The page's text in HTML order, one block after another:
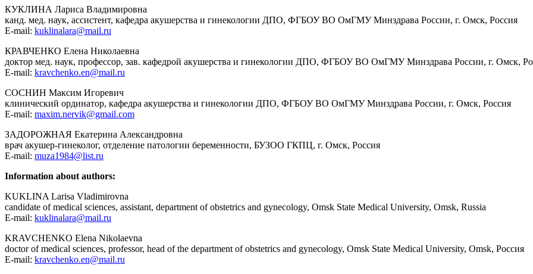
КУКЛИНА Лариса Владимировна
канд. мед. наук, ассистент, кафедра акушерства и гинекологии ДПО, ФГБОУ ВО ОмГМУ Минздрава России, г. Омск, Россия
E-mail: kuklinalara@mail.ru
КРАВЧЕНКО Елена Николаевна
доктор мед. наук, профессор, зав. кафедрой акушерства и гинекологии ДПО, ФГБОУ ВО ОмГМУ Минздрава России, г. Омск,
E-mail: kravchenko.en@mail.ru
СОСНИН Максим Игоревич
клинический ординатор, кафедра акушерства и гинекологии ДПО, ФГБОУ ВО ОмГМУ Минздрава России, г. Омск, Россия
E-mail: maxim.nervik@gmail.com
ЗАДОРОЖНАЯ Екатерина Александровна
врач акушер-гинеколог, отделение патологии беременности, БУЗОО ГКПЦ, г. Омск, Россия
E-mail: muza1984@list.ru
Information about authors:
KUKLINA Larisa Vladimirovna
candidate of medical sciences, assistant, department of obstetrics and gynecology, Omsk State Medical University, Omsk, Russia
E-mail: kuklinalara@mail.ru
KRAVCHENKO Elena Nikolaevna
doctor of medical sciences, professor, head of the department of obstetrics and gynecology, Omsk State Medical University, Omsk, Россия
E-mail: kravchenko.en@mail.ru